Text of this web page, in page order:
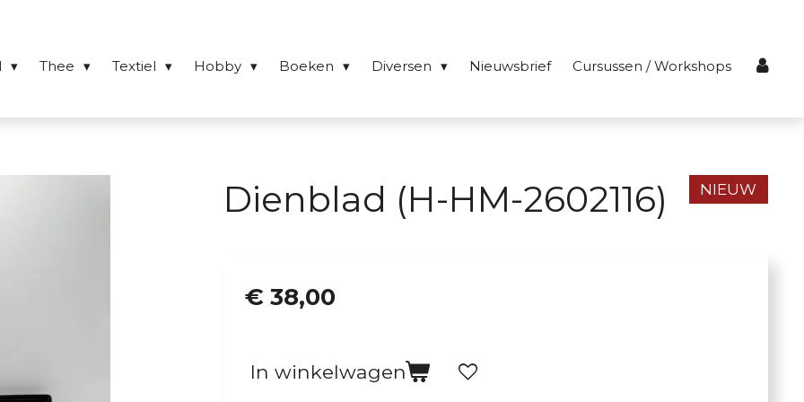
Thee Textiel Hobby Boeken Diversen Nieuwsbrief Cursussen / Workshops
Dienblad (H-HM-2602116) NIEUW
€ 38,00
In winkelwagen